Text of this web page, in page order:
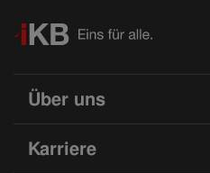
Über uns
Karriere